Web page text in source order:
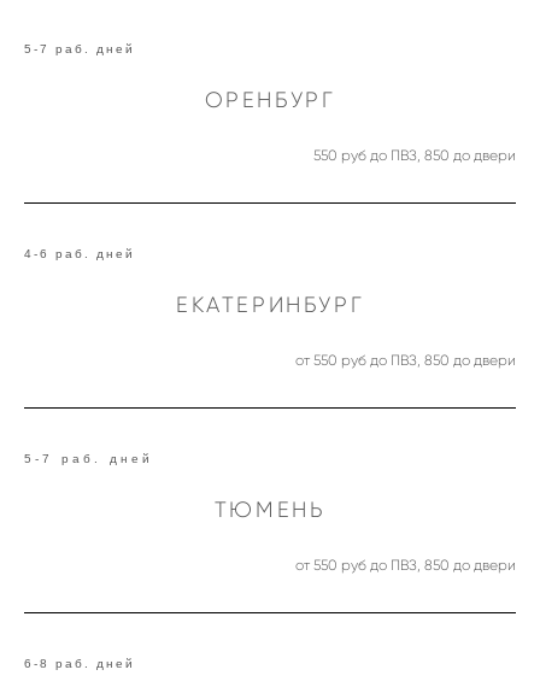
5-7 раб. дней
ОРЕНБУРГ
550 руб до ПВЗ, 850 до двери
4-6 раб. дней
ЕКАТЕРИНБУРГ
от 550 руб до ПВЗ, 850 до двери
5-7 раб. дней
ТЮМЕНЬ
от 550 руб до ПВЗ, 850 до двери
6-8 раб. дней